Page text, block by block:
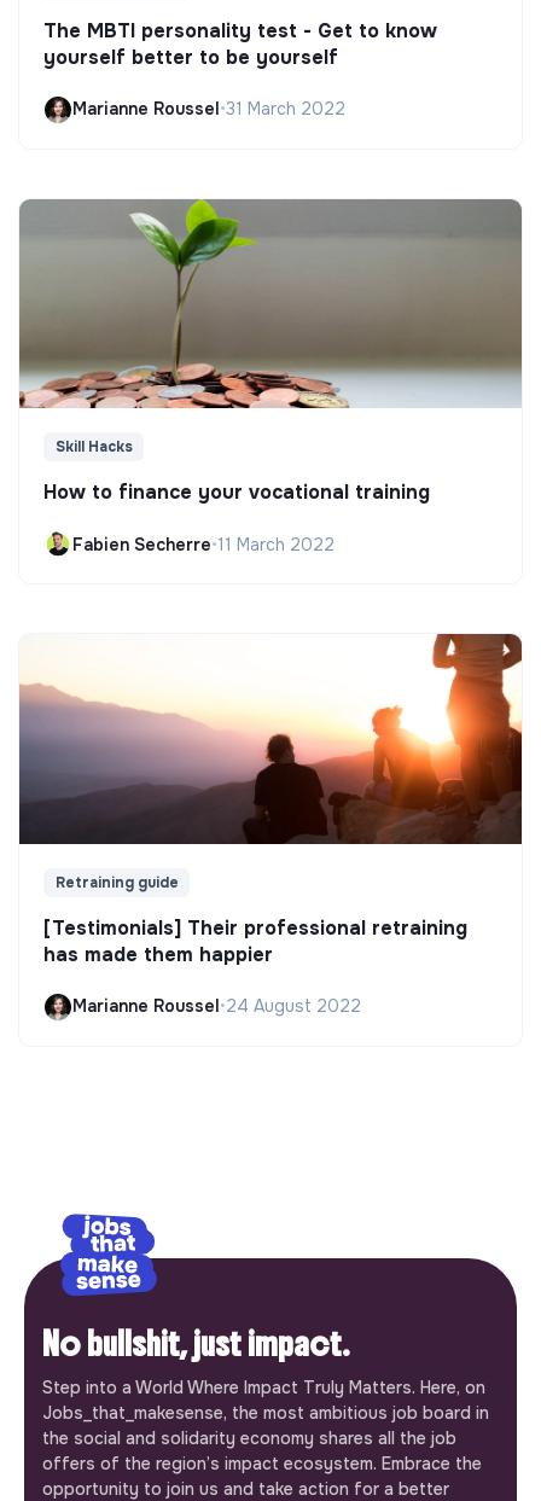
The MBTI personality test - Get to know
yourself better to be yourself
Marianne Roussel•31 March 2022
Skill Hacks
How to finance your vocational training
Fabien Secherre•11 March 2022
Retraining guide
[Testimonials] Their professional retraining
has made them happier
Marianne Roussel •24 August 2022
No bullshit, just impact.
Step into a World Where Impact Truly Matters. Here, on
Jobs_that_makesense, the most ambitious job board in
the social and solidarity economy shares all the job
offers of the region’s impact ecosystem. Embrace the
opportunity to join us and take action for a better